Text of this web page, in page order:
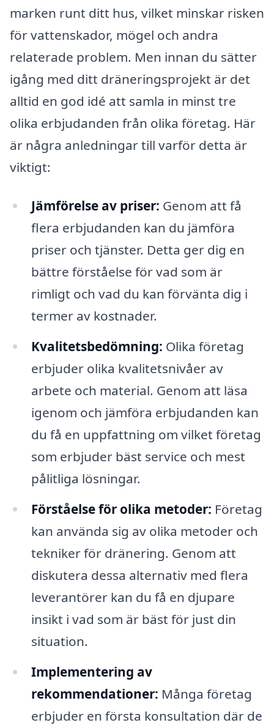
marken runt ditt hus, vilket minskar risken
för vattenskador, mögel och andra
relaterade problem. Men innan du sätter
igång med ditt dräneringsprojekt är det
alltid en god idé att samla in minst tre
olika erbjudanden från olika företag. Här
är några anledningar till varför detta är
viktigt:
Jämförelse av priser: Genom att få
flera erbjudanden kan du jämföra
priser och tjänster. Detta ger dig en
bättre förståelse för vad som är
rimligt och vad du kan förvänta dig i
termer av kostnader.
Kvalitetsbedömning: Olika företag
erbjuder olika kvalitetsnivåer av
arbete och material. Genom att läsa
igenom och jämföra erbjudanden kan
du få en uppfattning om vilket företag
som erbjuder bäst service och mest
pålitliga lösningar.
Förståelse för olika metoder: Företag
kan använda sig av olika metoder och
tekniker för dränering. Genom att
diskutera dessa alternativ med flera
leverantörer kan du få en djupare
insikt i vad som är bäst för just din
situation.
Implementering av
rekommendationer: Många företag
erbjuder en första konsultation där de